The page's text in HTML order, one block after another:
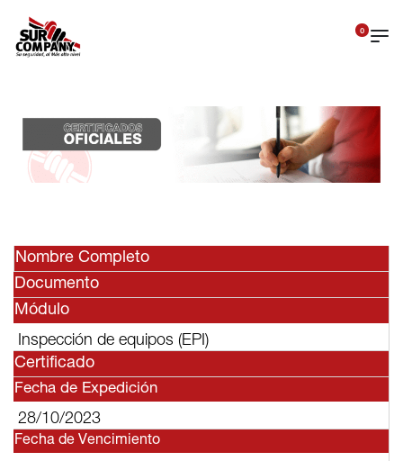
0
Nombre Completo
Documento
Módulo
Inspección de equipos (EPI)
Certificado
Fecha de Expedición
28/10/2023
Fecha de Vencimiento